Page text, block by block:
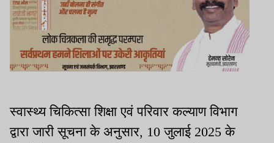
स्वास्थ्य चिकित्सा शिक्षा एवं परिवार कल्याण विभाग
द्वारा जारी सूचना के अनुसार, 10 जुलाई 2025 के